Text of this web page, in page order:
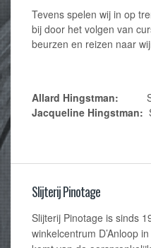
Tevens spelen wij in op
bij door het volgen van
beurzen en reizen naar
Allard Hingstman:
Jacqueline Hingstman:
Slijterij Pinotage
Slijterij Pinotage is sinds
winkelcentrum D’Anloop